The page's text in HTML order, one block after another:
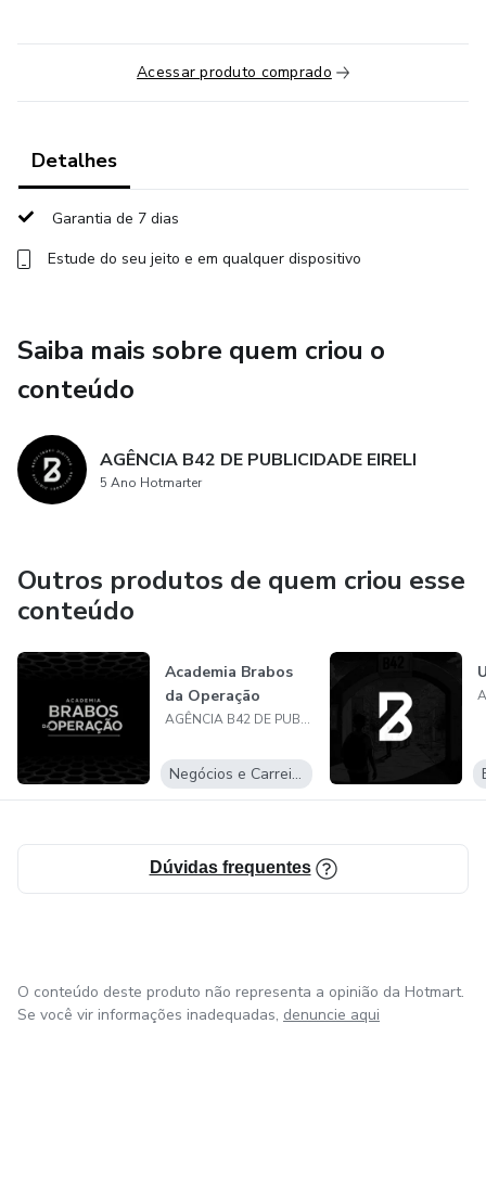
Acessar produto comprado
Detalhes
Garantia de 7 dias
Estude do seu jeito e em qualquer dispositivo
Saiba mais sobre quem criou o
conteúdo
AGÊNCIA B42 DE PUBLICIDADE EIRELI
5 Ano Hotmarter
Outros produtos de quem criou esse
conteúdo
Academia Brabos
da Operação
AGÊNCIA B42 DE PUBLICIDADE EIRELI
Negócios e Carreira
Dúvidas frequentes
O conteúdo deste produto não representa a opinião da Hotmart.
Se você vir informações inadequadas, denuncie aqui